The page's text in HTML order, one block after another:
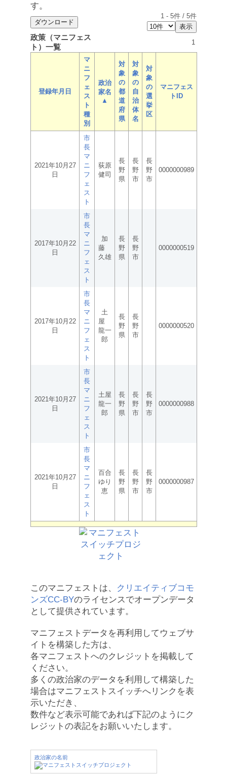
す。
1 - 5件 / 5件
政策（マニフェス
ト）一覧
1
登録年月日
マ
ニ
フ
ェ
ス
ト
種
別
政治
家名
▲
対
象
の
都
道
府
県
対
象
の
自
治
体
名
対
象
の
選
挙
区
マニフェス
トID
2021年10月27
日
市
長
マ
ニ
フ
ェ
ス
ト
荻原
健司
長
野
県
長
野
市
長
野
市
0000000989
2017年10月22
日
市
長
マ
ニ
フ
ェ
ス
ト
加
藤
久雄
長
野
県
長
野
市
0000000519
2017年10月22
日
市
長
マ
ニ
フ
ェ
ス
ト
土
屋
龍一
郎
長
野
県
長
野
市
0000000520
2021年10月27
日
市
長
マ
ニ
フ
ェ
ス
ト
土屋
龍一
郎
長
野
県
長
野
市
長
野
市
0000000988
2021年10月27
日
市
長
マ
ニ
フ
ェ
ス
ト
百合
ゆり
恵
長
野
県
長
野
市
長
野
市
0000000987
このマニフェストは、
クリエイティブコモ
ンズCC-BYのライセンスでオープンデータ
として提供されています。
マニフェストデータを再利用してウェブサ
イトを構築した方は、
各マニフェストへのクレジットを掲載して
ください。
多くの政治家のデータを利用して構築した
場合はマニフェストスイッチへリンクを表
示いただき、
数件など表示可能であれば下記のようにク
レジットの表記をお願いいたします。
政治家の名前